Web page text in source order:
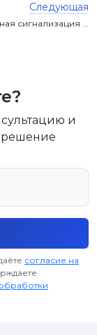
Следующая
сигнализация ...
и
согласие на